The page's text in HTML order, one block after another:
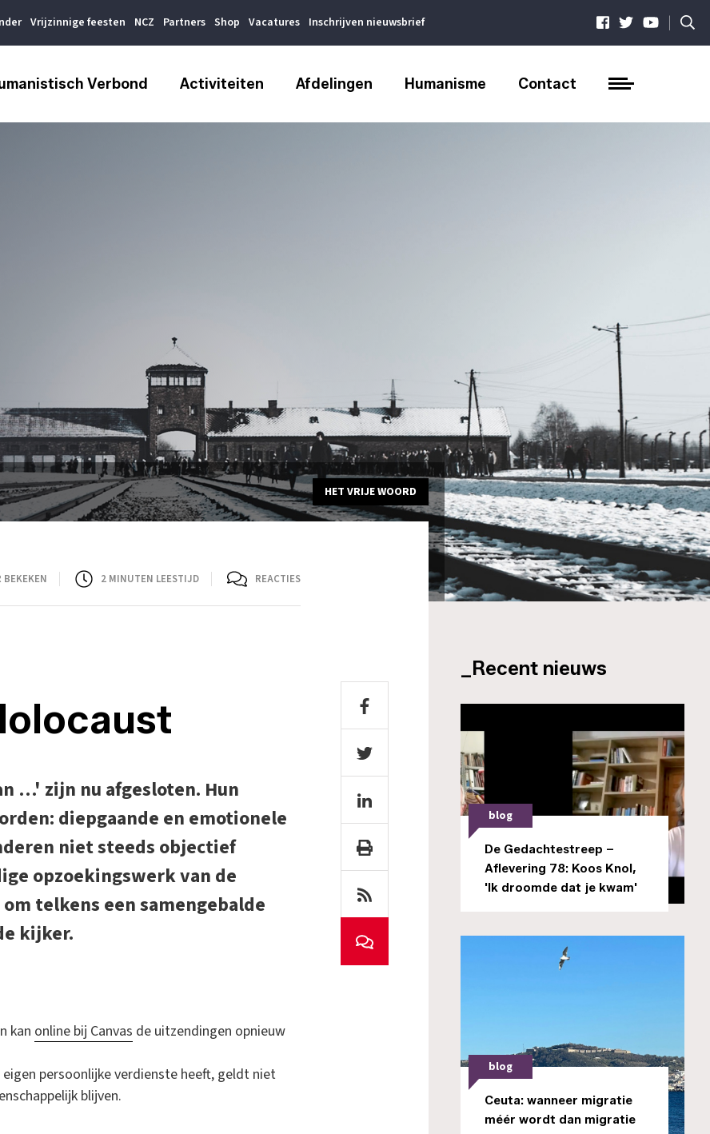
Vrijzinnige feesten NCZ Partners Shop Vacatures Inschrijven nieuwsbrief |
Verbond Activiteiten Afdelingen Humanisme Contact
HET VRIJE WOORD
BEKEKEN 2 MINUTEN LEESTIJD REACTIES
…' zijn nu afgesloten. Hun
diepgaande en emotionele
niet steeds objectief
opzoekingswerk van de
telkens een samengebalde
kijker.
kan online bij Canvas de uitzendingen opnieuw
persoonlijke verdienste heeft, geldt niet
blijven.
_Recent nieuws
blog
De Gedachtestreep –
Aflevering 78: Koos Knol,
'Ik droomde dat je kwam'
blog
Ceuta: wanneer migratie
méér wordt dan migratie